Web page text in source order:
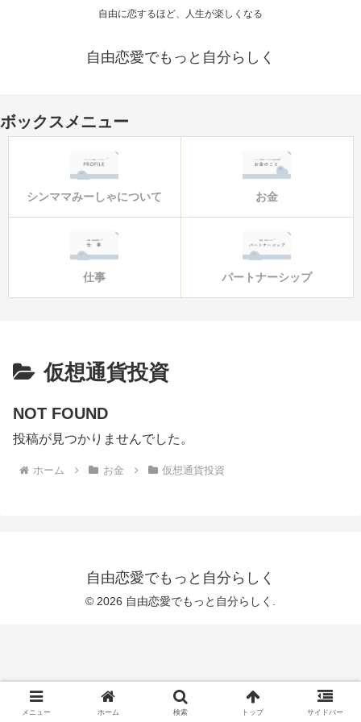
自由に恋するほど、人生が楽しくなる
自由恋愛でもっと自分らしく
ボックスメニュー
シンママみーしゃについて お金
仕事 パートナーシップ
仮想通貨投資
NOT FOUND
投稿が見つかりませんでした。
ホーム お金 仮想通貨投資
自由恋愛でもっと自分らしく
© 2026 自由恋愛でもっと自分らしく.
メニュー ホーム 検索 トップ サイドバー